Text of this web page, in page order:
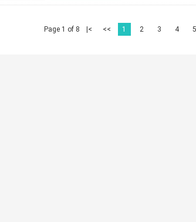
Page 1 of 8 |< << 1 2 3 4 5